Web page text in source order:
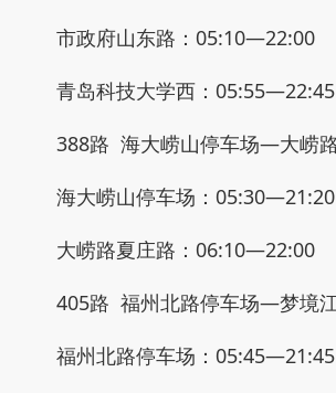
市政府山东路：05:10—22:00
青岛科技大学西：05:55—22:45
388路 海大崂山停车场—大崂
海大崂山停车场：05:30—21:20
大崂路夏庄路：06:10—22:00
405路 福州北路停车场—梦境
福州北路停车场：05:45—21:45